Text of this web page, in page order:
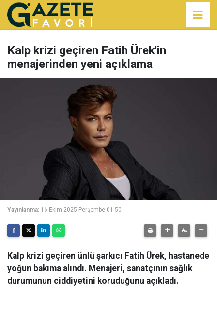
Kalp krizi geçiren Fatih Ürek'in
menajerinden yeni açıklama
Yayınlanma: 16 Ekim 2025 Perşembe 01:50
Kalp krizi geçiren ünlü şarkıcı Fatih Ürek, hastanede
yoğun bakıma alındı. Menajeri, sanatçının sağlık
durumunun ciddiyetini koruduğunu açıkladı.